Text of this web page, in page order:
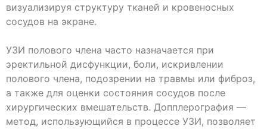
визуализируя структуру тканей и кровеносных
сосудов на экране.
УЗИ полового члена часто назначается при
эректильной дисфункции, боли, искривлении
полового члена, подозрении на травмы или фиброз,
а также для оценки состояния сосудов после
хирургических вмешательств. Допплерография —
метод, использующийся в процессе УЗИ, позволяет